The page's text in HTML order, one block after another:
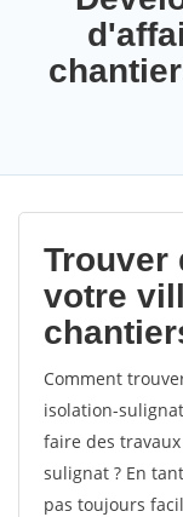
Trouver
votre
Comment
isolation-
faire des
sulignat ? En
pas toujours